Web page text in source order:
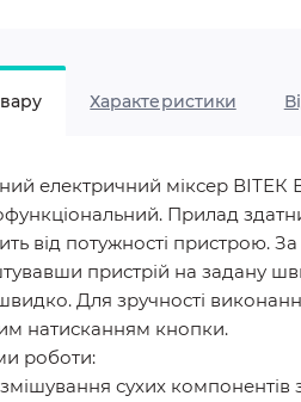
Характеристики
електричний міксер ВІТЕК
Прилад
від потужності пристрою.
пристрій на задану
Для зручності
натисканням кнопки.
роботи:
сухих компонентів